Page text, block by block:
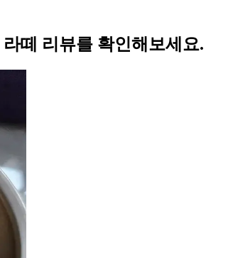
떼 리뷰를 확인해보세요.